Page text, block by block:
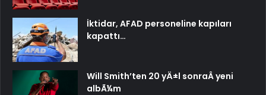
İktidar, AFAD personeline kapıları
kapattı…
Will Smith’ten 20 yÄ±l sonraÂ yeni
albÃ¼m